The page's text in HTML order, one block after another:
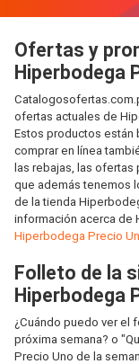
Ofertas y
Hiperbodega
ofertas actuales de
Estos productos están
comprar en línea
las rebajas, las
que además tenemos
de la tienda
información acerca de
Hiperbodega Precio
Folleto de la
Hiperbodega
¿Cuándo puedo ver el
próxima semana? o
Precio Uno de la